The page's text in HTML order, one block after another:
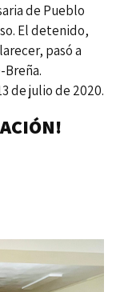
de Pueblo
El detenido,
pasó a
Breña.
de julio de 2020.